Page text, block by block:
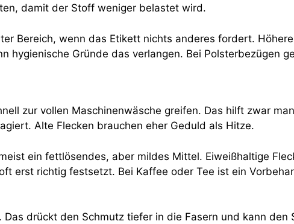
damit der Stoff weniger belastet wird.
Bereich, wenn das Etikett nichts anderes fordert.
hygienische Gründe das verlangen. Bei Polsterbezügen
zur vollen Maschinenwäsche greifen. Das hilft zwar
Alte Flecken brauchen eher Geduld als Hitze.
ein fettlösendes, aber mildes Mittel. Eiweißhaltige
erst richtig festsetzt. Bei Kaffee oder Tee ist ein
drückt den Schmutz tiefer in die Fasern und kann den